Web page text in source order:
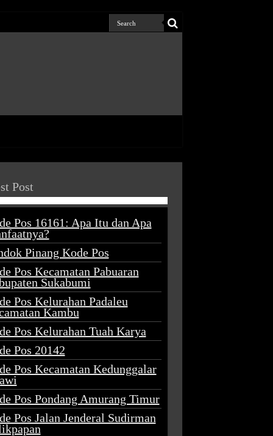
Post
Pos 16161: Apa Itu dan Apa
Pinang Kode Pos
Pos Kecamatan Pabuaran
Sukabumi
Pos Kelurahan Padaleu
Kambu
Pos Kelurahan Tuah Karya
Pos 20142
Pos Kecamatan Kedunggalar
Pos Pondang Amurang Timur
Pos Jalan Jenderal Sudirman